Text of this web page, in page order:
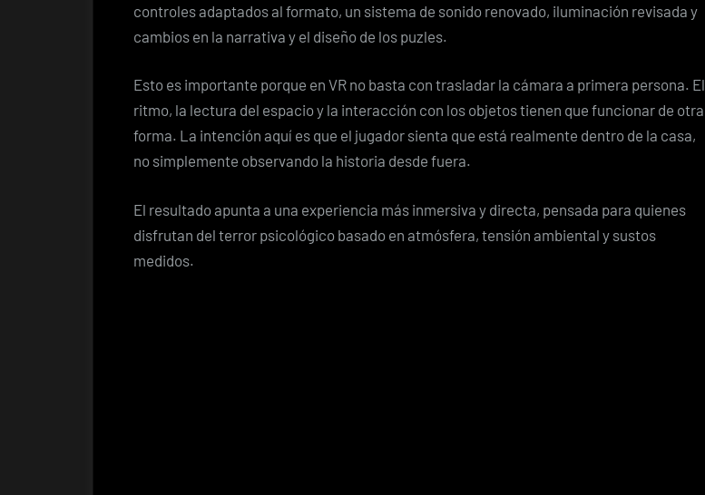
controles adaptados al formato, un sistema de sonido renovado, iluminación revisada y
cambios en la narrativa y el diseño de los puzles.
Esto es importante porque en VR no basta con trasladar la cámara a primera persona. El
ritmo, la lectura del espacio y la interacción con los objetos tienen que funcionar de otra
forma. La intención aquí es que el jugador sienta que está realmente dentro de la casa,
no simplemente observando la historia desde fuera.
El resultado apunta a una experiencia más inmersiva y directa, pensada para quienes
disfrutan del terror psicológico basado en atmósfera, tensión ambiental y sustos
medidos.